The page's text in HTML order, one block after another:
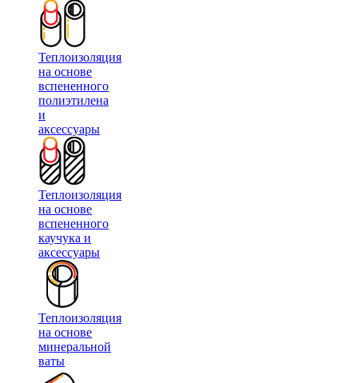
Теплоизоляция
на основе
вспененного
полиэтилена
и
аксессуары
Теплоизоляция
на основе
вспененного
каучука и
аксессуары
Теплоизоляция
на основе
минеральной
ваты